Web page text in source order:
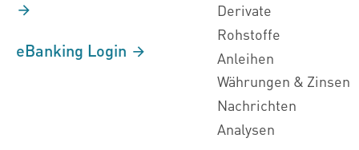
eBanking Login
Derivate
Rohstoffe
Anleihen
Währungen & Zinsen
Nachrichten
Analysen